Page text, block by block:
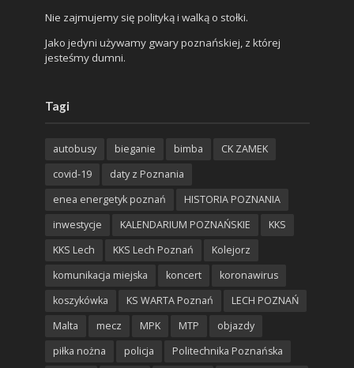
Nie zajmujemy się polityką i walką o stołki.
Jako jedyni używamy gwary poznańskiej, z której
jesteśmy dumni.
Tagi
autobusy bieganie bimba
CK ZAMEK
covid-19
daty z Poznania
enea energetyk poznań
HISTORIA POZNANIA
inwestycje
KALENDARIUM POZNAŃSKIE
KKS
KKS Lech
KKS Lech Poznań
Kolejorz
komunikacja miejska
koncert
koronawirus
koszykówka
KS WARTA Poznań
LECH POZNAŃ
Malta
mecz MPK MTP
objazdy
piłka nożna
policja Politechnika Poznańska